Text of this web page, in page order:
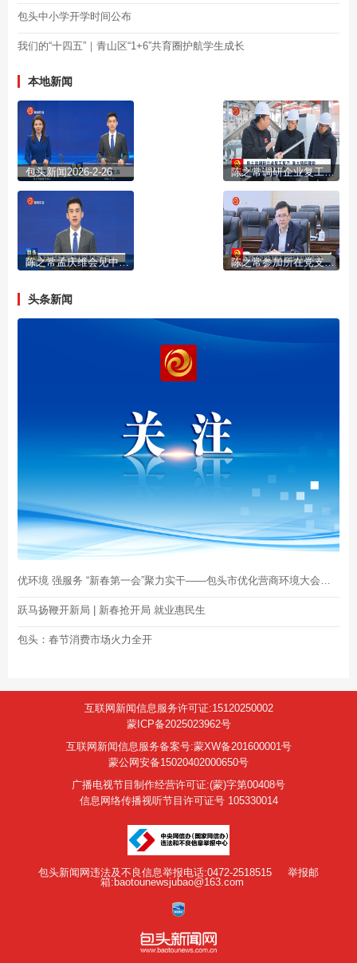
包头中小学开学时间公布
我们的“十四五”｜青山区“1+6”共育圈护航学生成长
本地新闻
包头新闻2026-2-26 陈之常调研企业复工复产 重大项目建设和园区高质量发展工作
陈之常孟庆维会见中国华电董事长江毅一行 陈之常参加所在党支部2025年度组织生活会
头条新闻
优环境 强服务 “新春第一会”聚力实干——包头市优化营商环境大会引发反响
跃马扬鞭开新局 | 新春抢开局 就业惠民生
包头：春节消费市场火力全开
互联网新闻信息服务许可证:15120250002
蒙ICP备2025023962号
互联网新闻信息服务备案号:蒙XW备201600001号
蒙公网安备15020402000650号
广播电视节目制作经营许可证:(蒙)字第00408号
信息网络传播视听节目许可证号 105330014
包头新闻网违法及不良信息举报电话:0472-2518515
举报邮
箱:baotounewsjubao@163.com